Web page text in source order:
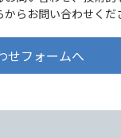
らお問い合わせくだ
せフォームへ